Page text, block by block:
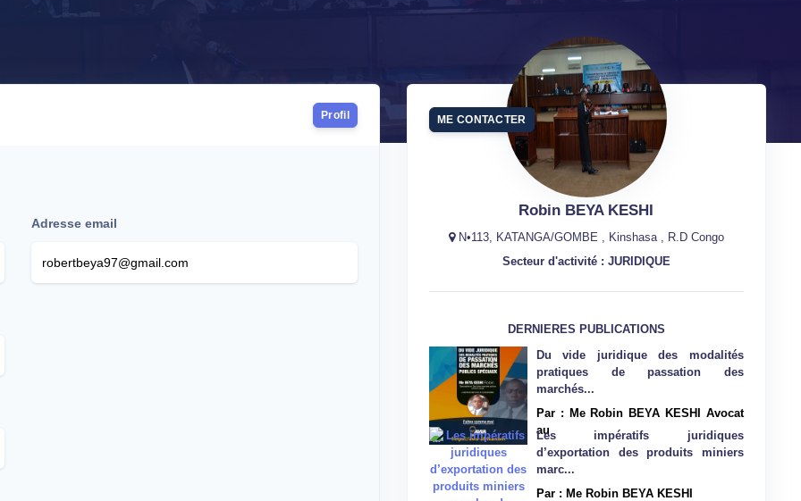
ME CONTACTER
Robin BEYA KESHI
N•113, KATANGA/GOMBE , Kinshasa , R.D Congo
Secteur d'activité : JURIDIQUE
DERNIERES PUBLICATIONS
Du vide juridique des modalités
pratiques de passation des
marchés...
Par : Me Robin BEYA KESHI Avocat
au
Les impératifs juridiques
d’exportation des produits miniers
marc...
Par : Me Robin BEYA KESHI
Profil
Adresse email